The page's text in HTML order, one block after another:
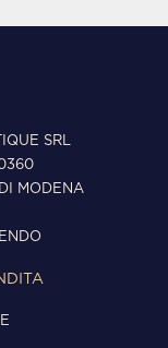
SRL
MODENA